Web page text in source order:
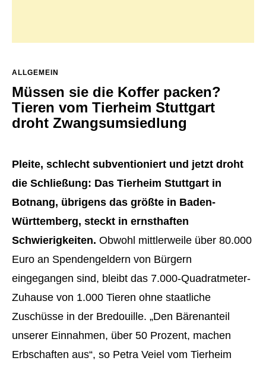
ALLGEMEIN
Müssen sie die Koffer packen?
Tieren vom Tierheim Stuttgart
droht Zwangsumsiedlung
Pleite, schlecht subventioniert und jetzt droht
die Schließung: Das Tierheim Stuttgart in
Botnang, übrigens das größte in Baden-
Württemberg, steckt in ernsthaften
Schwierigkeiten. Obwohl mittlerweile über 80.000
Euro an Spendengeldern von Bürgern
eingegangen sind, bleibt das 7.000-Quadratmeter-
Zuhause von 1.000 Tieren ohne staatliche
Zuschüsse in der Bredouille. „Den Bärenanteil
unserer Einnahmen, über 50 Prozent, machen
Erbschaften aus“, so Petra Veiel vom Tierheim